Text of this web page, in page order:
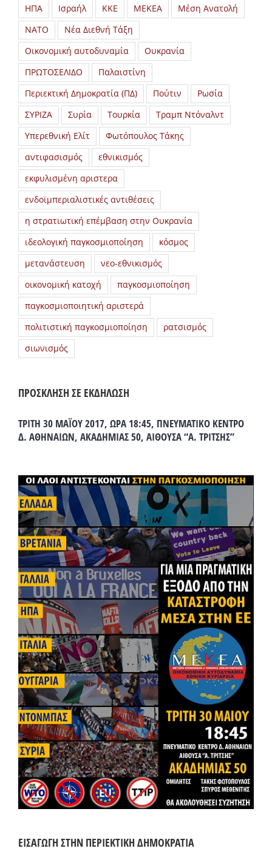
ΗΠΑ Ισραήλ ΚΚΕ ΜΕΚΕΑ
Μέση Ανατολή
ΝΑΤΟ
Νέα Διεθνή Τάξη
Οικονομική αυτοδυναμία
Ουκρανία
ΠΡΩΤΟΣΕΛΙΔΟ
Παλαιστίνη
Περιεκτική Δημοκρατία (ΠΔ)
Πούτιν
Ρωσία
ΣΥΡΙΖΑ
Συρία Τουρκία
Τραμπ Ντόναλντ
Υπερεθνική Ελίτ
Φωτόπουλος Τάκης
αντιφασισμός
εθνικισμός
εκφυλισμένη αριστερα
ενδοϊμπεριαλιστικές αντιθέσεις
η στρατιωτική επέμβαση στην Ουκρανία
ιδεολογική παγκοσμιοποίηση
κόσμος
μετανάστευση
νεο-εθνικισμός
οικονομική κατοχή
παγκοσμιοποίηση
παγκοσμιοποιητική αριστερά
πολιτιστική παγκοσμιοποίηση
ρατσισμός
σιωνισμός
ΠΡΟΣΚΛΗΣΗ ΣΕ ΕΚΔΗΛΩΣΗ
ΤΡΙΤΗ 30 ΜΑΪΟΥ 2017, ΩΡΑ 18:45, ΠΝΕΥΜΑΤΙΚΟ ΚΕΝΤΡΟ
Δ. ΑΘΗΝΑΙΩΝ, ΑΚΑΔΗΜΙΑΣ 50, ΑΙΘΟΥΣΑ “Α. ΤΡΙΤΣΗΣ”
ΕΙΣΑΓΩΓΗ ΣΤΗΝ ΠΕΡΙΕΚΤΙΚΗ ΔΗΜΟΚΡΑΤΙΑ